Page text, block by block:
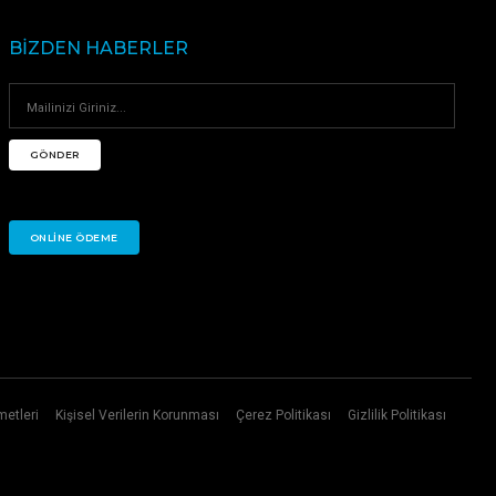
BIZDEN HABERLER
GÖNDER
ONLINE ÖDEME
Kişisel Verilerin Korunması Çerez Politikası Gizlilik Politikası